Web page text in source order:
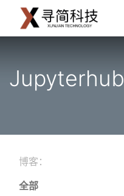
Jupyterhub
博客：
全部